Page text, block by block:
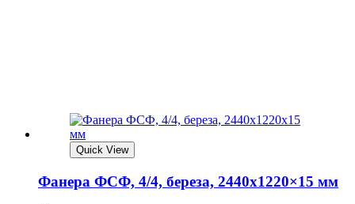
Quick View
Фанера ФСФ, 4/4, береза, 2440х1220×15 мм